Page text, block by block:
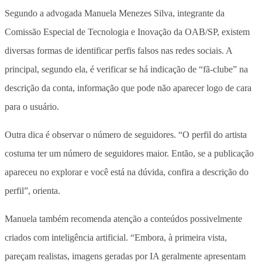
Segundo a advogada Manuela Menezes Silva, integrante da
Comissão Especial de Tecnologia e Inovação da OAB/SP, existem
diversas formas de identificar perfis falsos nas redes sociais. A
principal, segundo ela, é verificar se há indicação de “fã-clube” na
descrição da conta, informação que pode não aparecer logo de cara
para o usuário.
Outra dica é observar o número de seguidores. “O perfil do artista
costuma ter um número de seguidores maior. Então, se a publicação
apareceu no explorar e você está na dúvida, confira a descrição do
perfil”, orienta.
Manuela também recomenda atenção a conteúdos possivelmente
criados com inteligência artificial. “Embora, à primeira vista,
pareçam realistas, imagens geradas por IA geralmente apresentam